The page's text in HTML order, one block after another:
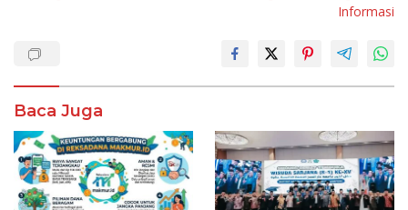
Informasi
Baca Juga